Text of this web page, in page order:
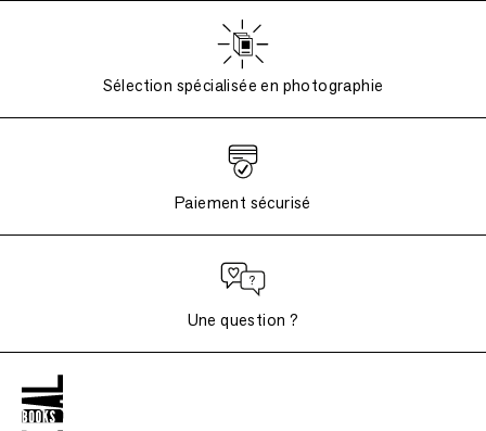
Sélection spécialisée en photographie
Paiement sécurisé
Une question ?